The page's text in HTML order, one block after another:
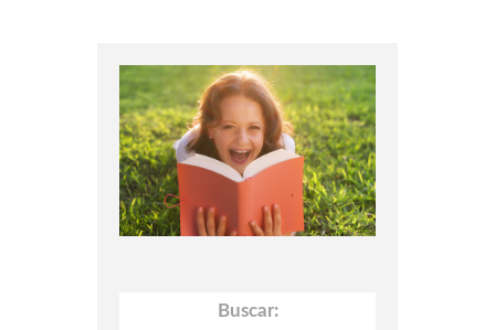
Buscar: